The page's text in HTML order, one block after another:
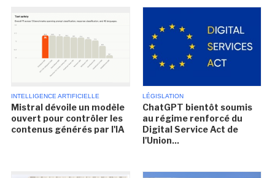
INTELLIGENCE ARTIFICIELLE
Mistral dévoile un modèle
ouvert pour contrôler les
contenus générés par l'IA
LÉGISLATION
ChatGPT bientôt soumis
au régime renforcé du
Digital Service Act de
l'Union...